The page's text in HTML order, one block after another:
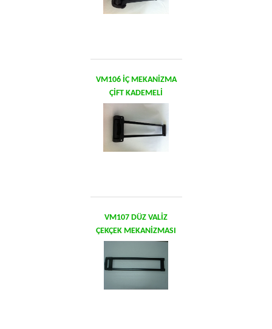
VM106 İÇ MEKANİZMA
ÇİFT KADEMELİ
VM107 DÜZ VALİZ
ÇEKÇEK MEKANİZMASI